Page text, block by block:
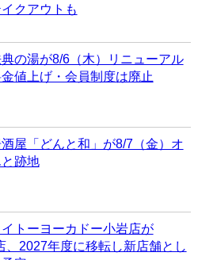
クアウトも
典の湯が8/6（木）リニューアル
値上げ・会員制度は廃止
屋「どんと和」が8/7（金）オ
跡地
イトーヨーカドー小岩店が
、2027年度に移転し新店舗とし